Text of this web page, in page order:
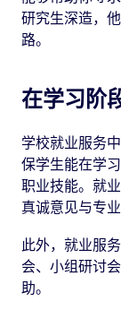
研究生深造，
路。
在学习阶
学校就业服务
保学生能在学
职业技能。就
真诚意见与专
此外，就业服
会、小组研讨
助。